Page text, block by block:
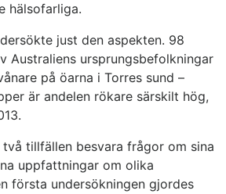
hälsofarliga.
just den aspekten. 98
Australiens ursprungsbefolkningar
på öarna i Torres sund –
är andelen rökare särskilt hög,
tillfällen besvara frågor om sina
uppfattningar om olika
första undersökningen gjordes